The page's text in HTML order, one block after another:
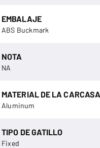
EMBALAJE
ABS Buckmark
NOTA
NA
MATERIAL DE LA CARCASA
Aluminum
TIPO DE GATILLO
Fixed